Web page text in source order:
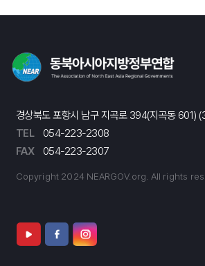
경상북도 포항시 남구 지곡로 394(지곡동 601)
TEL
054-223-2308
FAX
054-223-2307
Copyright 2024 NEARGOV.org. All rights